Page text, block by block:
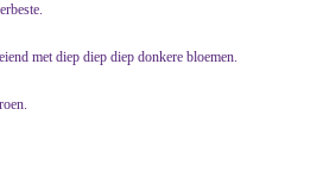
met diep diep diep donkere bloemen.